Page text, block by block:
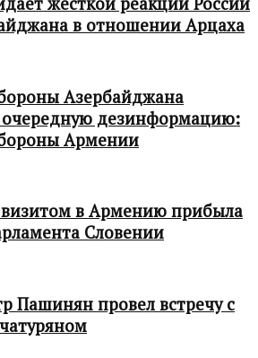
в отношении Арцаха
Азербайджана
очередную дезинформацию:
Армении
в Армению прибыла
Словении
Пашинян провел встречу с